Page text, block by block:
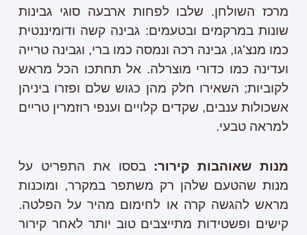
מרכז השולחן. שלבו לפחות ארבעה סוגי גבינות
שונות במרקמים ובטעמים: גבינה קשה ודומיננטית
כמו מנצ'גו, גבינה רכה ונמסה כמו ברי, וגבינה טרייה
ועדינה כמו כדורי מוצרלה. אל תחתכו הכל מראש
לקוביות; השאירו חלק מהן כגוש שלם ופזרו ביניהן
אשכולות ענבים, שקדים קלויים וענפי רוזמרין טריים
למראה טבעי.
מנות שאוהבות קירור: בססו את התפריט על
מנות שהטעם שלהן רק משתפר במקרר, ומוכנות
מראש להגשה קרה או לחימום מהיר על הפלטה.
קישים ופשטידות מתייצבים טוב יותר לאחר קירור